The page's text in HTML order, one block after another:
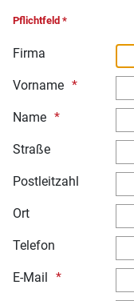
Pflichtfeld *
Firma
Vorname
Name
Straße
Postleitzahl
Ort
Telefon
E-Mail